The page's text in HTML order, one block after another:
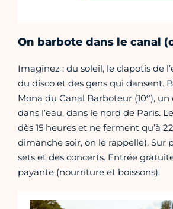
On barbote dans le canal
Imaginez : du soleil, le clapotis de
du disco et des gens qui dansent.
Mona du Canal Barboteur (10e), un
dans l’eau, dans le nord de Paris.
dès 15 heures et ne ferment qu’à
dimanche soir, on le rappelle). Sur
sets et des concerts. Entrée
payante (nourriture et boissons).